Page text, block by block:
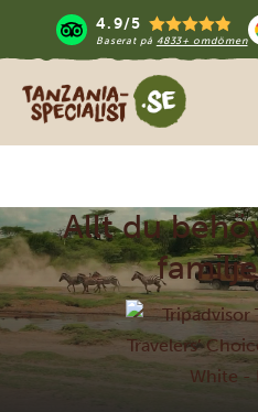
4.9/5
Baserat på 4833+ omdömen
Tanzania Specialist
Allt du